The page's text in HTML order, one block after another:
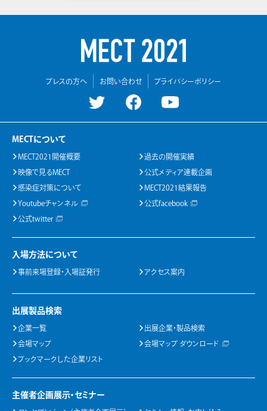
プレスの方へ お問い合わせ プライバシーポリシー
MECTについて
MECT2021開催概要 過去の開催実績
映像で見るMECT 公式メディア連載企画
感染症対策について MECT2021結果報告
Youtubeチャンネル 公式facebook
公式twitter
入場方法について
事前来場登録・入場証発行 アクセス案内
出展製品検索
企業一覧 出展企業・製品検索
会場マップ 会場マップ ダウンロード
ブックマークした企業リスト
主催者企画展示・セミナー